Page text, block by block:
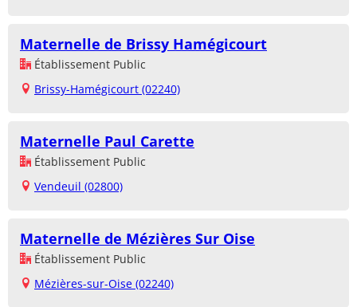
Maternelle de Brissy Hamégicourt
Établissement Public
Brissy-Hamégicourt (02240)
Maternelle Paul Carette
Établissement Public
Vendeuil (02800)
Maternelle de Mézières Sur Oise
Établissement Public
Mézières-sur-Oise (02240)